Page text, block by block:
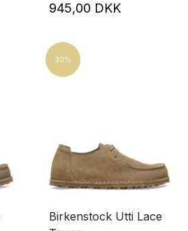
945,00 DKK
30%
Birkenstock Utti Lace